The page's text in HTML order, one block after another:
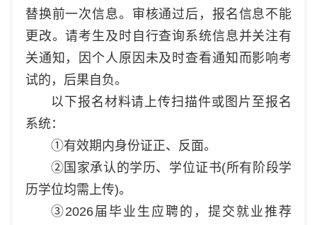
替换前一次信息。审核通过后，报名信息不能
更改。请考生及时自行查询系统信息并关注有
关通知，因个人原因未及时查看通知而影响考
试的，后果自负。
以下报名材料请上传扫描件或图片至报名
系统：
①有效期内身份证正、反面。
②国家承认的学历、学位证书(所有阶段学
历学位均需上传)。
③2026届毕业生应聘的，提交就业推荐